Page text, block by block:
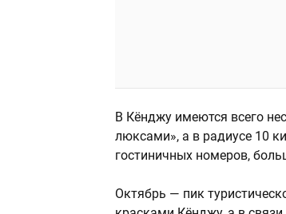
В Кёнджу имеются всего
люксами», а в радиусе 10
гостиничных номеров,
Октябрь — пик